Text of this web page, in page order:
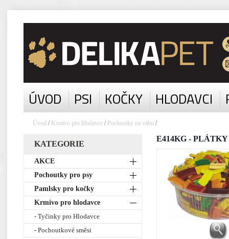
ÚVOD PSI KOČKY HLODAVCI
Úvod / Krmivo pro hlodavce/ Pochoutky na váhu /
KATEGORIE
AKCE
Pochoutky pro psy
Pamlsky pro kočky
Krmivo pro hlodavce
- Tyčinky pro Hlodavce
- Pochoutkové směsi
E414KG - PLÁTKY